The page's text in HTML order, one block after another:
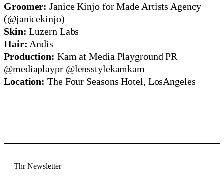
Groomer: Janice Kinjo for Made Artists Agency
(@janicekinjo)
Skin: Luzern Labs
Hair: Andis
Production: Kam at Media Playground PR
@mediaplaypr @lensstylekamkam
Location: The Four Seasons Hotel, LosAngeles
Thr Newsletter